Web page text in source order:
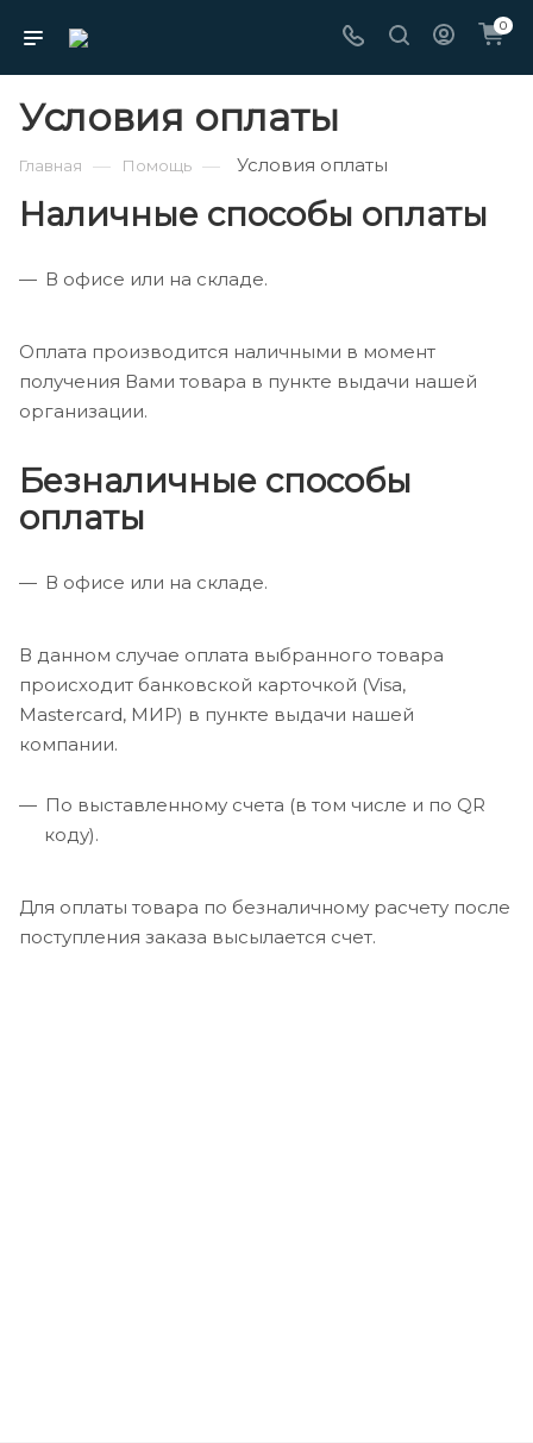
0
Условия оплаты
Главная — Помощь — Условия оплаты
Наличные способы оплаты
В офисе или на складе.
Оплата производится наличными в момент
получения Вами товара в пункте выдачи нашей
организации.
Безналичные способы
оплаты
В офисе или на складе.
В данном случае оплата выбранного товара
происходит банковской карточкой (Visa,
Mastercard, МИР) в пункте выдачи нашей
компании.
По выставленному счета (в том числе и по QR
коду).
Для оплаты товара по безналичному расчету после
поступления заказа высылается счет.